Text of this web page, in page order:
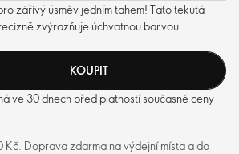
zářivý úsměv jedním tahem! Tato tekutá
zvýrazňuje úchvatnou barvou.
KOUPIT
ve 30 dnech před platností současné ceny
Kč. Doprava zdarma na výdejní místa a do